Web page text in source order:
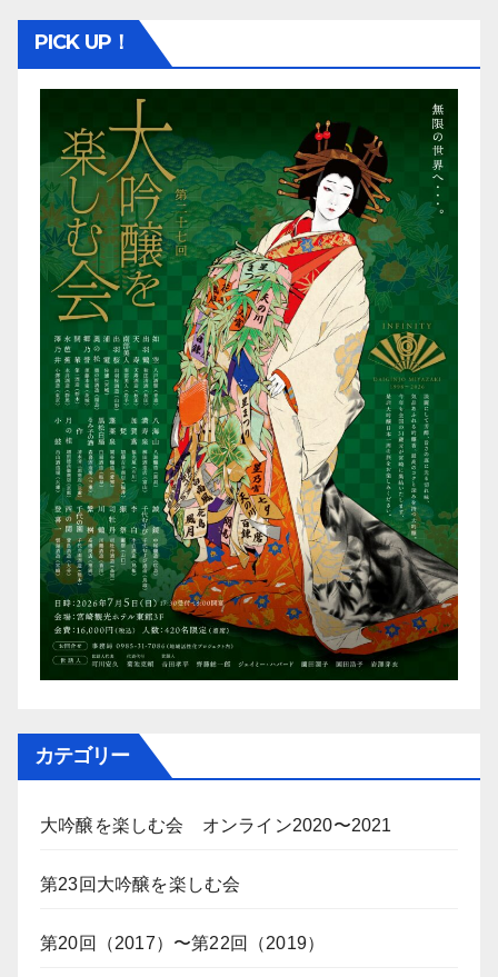
PICK UP！
カテゴリー
大吟醸を楽しむ会 オンライン2020〜2021
第23回大吟醸を楽しむ会
第20回（2017）〜第22回（2019）